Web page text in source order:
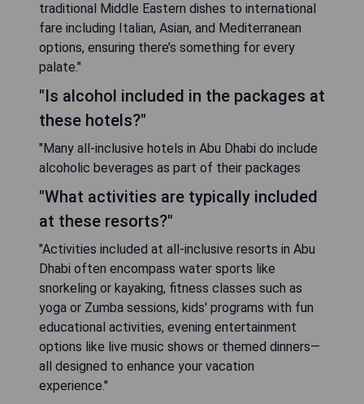
traditional Middle Eastern dishes to international
fare including Italian, Asian, and Mediterranean
options, ensuring there’s something for every
palate."
"Is alcohol included in the packages at
these hotels?"
"Many all-inclusive hotels in Abu Dhabi do include
alcoholic beverages as part of their packages
"What activities are typically included
at these resorts?"
"Activities included at all-inclusive resorts in Abu
Dhabi often encompass water sports like
snorkeling or kayaking, fitness classes such as
yoga or Zumba sessions, kids' programs with fun
educational activities, evening entertainment
options like live music shows or themed dinners—
all designed to enhance your vacation
experience."